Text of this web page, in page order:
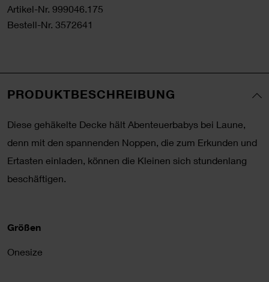
Artikel-Nr. 999046.175
Bestell-Nr. 3572641
PRODUKTBESCHREIBUNG
Diese gehäkelte Decke hält Abenteuerbabys bei Laune,
denn mit den spannenden Noppen, die zum Erkunden und
Ertasten einladen, können die Kleinen sich stundenlang
beschäftigen.
Größen
Onesize